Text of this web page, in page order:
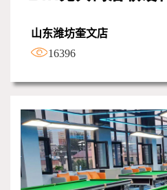
山东潍坊奎文店
16396